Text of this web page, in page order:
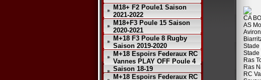
M18+ F2 Poule1 Saison
2021-2022
M18+F3 Poule 15 Saison
2020-2021
M+18 F3 Poule 8 Rugby
Saison 2019-2020
M+18 Espoirs Federaux RC
Vannes PLAY OFF Poule 4
Saison 18-19
M+18 Espoirs Federaux RC
CA
AS
Stade
Stade
Ras
Ras
RC